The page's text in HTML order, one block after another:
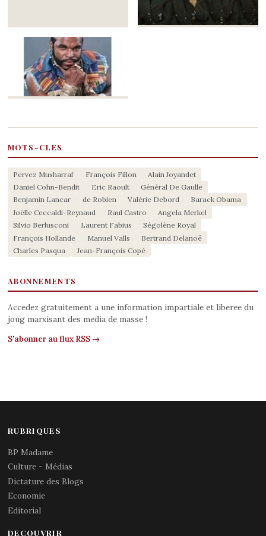
MOTS-CLES
Pervez Musharraf François Fillon
Alain Joyandet
Daniel Cohn-Bendit
Eric Raoult
Général De Gaulle
Benjamin Lancar
de Robien Valérie Debord
Barack Obama
Joëlle Ceccaldi-Reynaud
Raul Castro
Angela Merkel
Silvio Berlusconi
Laurent Fabius
Ségolène Royal
François Hollande
Manuel Valls
Bertrand Delanoë
Charles Pasqua
Jean-François Copé
ABONNEMENTS
Accedez gratuitement a une information impartiale et liberee du
joug marxisant des media de masse !
S'abonner au flux RSS →
RUBRIQUES
BP Madame
Culture - Médias
Dictature des Blogs
Economie
Editorial
DECOUVRIR